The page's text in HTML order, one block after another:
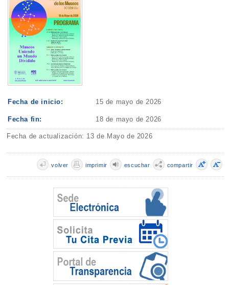
Fecha de inicio: 15 de mayo de 2026
Fecha fin: 18 de mayo de 2026
Fecha de actualización: 13 de Mayo de 2026
compartir
escuchar
imprimir
volver